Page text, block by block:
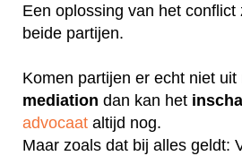
Een oplossing van het conflict
beide partijen.
Komen partijen er echt niet uit
mediation dan kan het
advocaat altijd nog.
Maar zoals dat bij alles geldt: